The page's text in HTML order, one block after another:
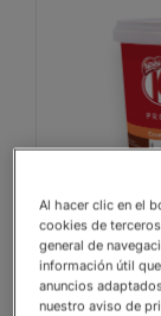
Crema
Al hacer clic en el
cookies de
general de
información útil
anuncios
nuestro aviso de